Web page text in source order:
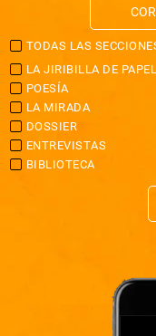
TODAS LAS
LA JIRIBILLA DE PAPEL
POESÍA
LA MIRADA
DOSSIER
ENTREVISTAS
BIBLIOTECA